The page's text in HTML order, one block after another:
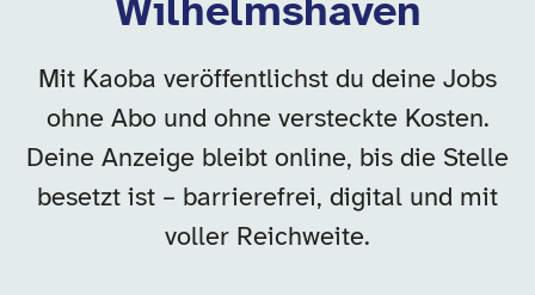
Wilhelmshaven
Mit Kaoba veröffentlichst du deine Jobs
ohne Abo und ohne versteckte Kosten.
Deine Anzeige bleibt online, bis die Stelle
besetzt ist – barrierefrei, digital und mit
voller Reichweite.